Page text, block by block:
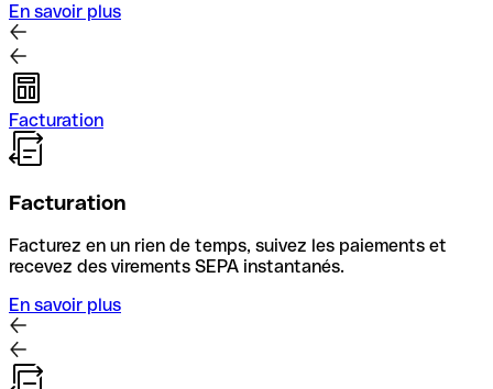
En savoir plus
Facturation
Facturation
Facturez en un rien de temps, suivez les paiements et
recevez des virements SEPA instantanés.
En savoir plus